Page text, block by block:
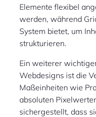
Elemente flexibel
werden, während
System bietet, um
strukturieren.
Ein weiterer
Webdesigns ist die
Maßeinheiten wie
absoluten
sichergestellt, dass